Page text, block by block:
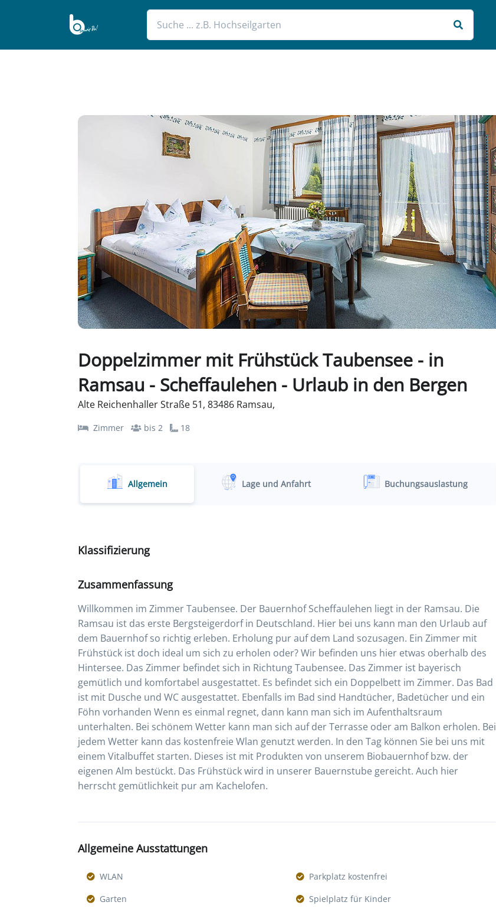
Doppelzimmer mit Frühstück Taubensee - in
Ramsau - Scheffaulehen - Urlaub in den Bergen
Alte Reichenhaller Straße 51, 83486 Ramsau,
Zimmer bis 2 18
Allgemein Lage und Anfahrt Buchungsauslastung
Klassifizierung
Zusammenfassung
Willkommen im Zimmer Taubensee. Der Bauernhof Scheffaulehen liegt in der Ramsau. Die
Ramsau ist das erste Bergsteigerdorf in Deutschland. Hier bei uns kann man den Urlaub auf
dem Bauernhof so richtig erleben. Erholung pur auf dem Land sozusagen. Ein Zimmer mit
Frühstück ist doch ideal um sich zu erholen oder? Wir befinden uns hier etwas oberhalb des
Hintersee. Das Zimmer befindet sich in Richtung Taubensee. Das Zimmer ist bayerisch
gemütlich und komfortabel ausgestattet. Es befindet sich ein Doppelbett im Zimmer. Das Bad
ist mit Dusche und WC ausgestattet. Ebenfalls im Bad sind Handtücher, Badetücher und ein
Föhn vorhanden Wenn es einmal regnet, dann kann man sich im Aufenthaltsraum
unterhalten. Bei schönem Wetter kann man sich auf der Terrasse oder am Balkon erholen. Bei
jedem Wetter kann das kostenfreie Wlan genutzt werden. In den Tag können Sie bei uns mit
einem Vitalbuffet starten. Dieses ist mit Produkten von unserem Biobauernhof bzw. der
eigenen Alm bestückt. Das Frühstück wird in unserer Bauernstube gereicht. Auch hier
herrscht gemütlichkeit pur am Kachelofen.
Allgemeine Ausstattungen
WLAN
Parkplatz kostenfrei
Garten
Spielplatz für Kinder